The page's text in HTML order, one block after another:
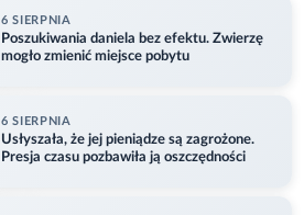
6 SIERPNIA
Poszukiwania daniela bez efektu. Zwierzę
mogło zmienić miejsce pobytu
6 SIERPNIA
Usłyszała, że jej pieniądze są zagrożone.
Presja czasu pozbawiła ją oszczędności